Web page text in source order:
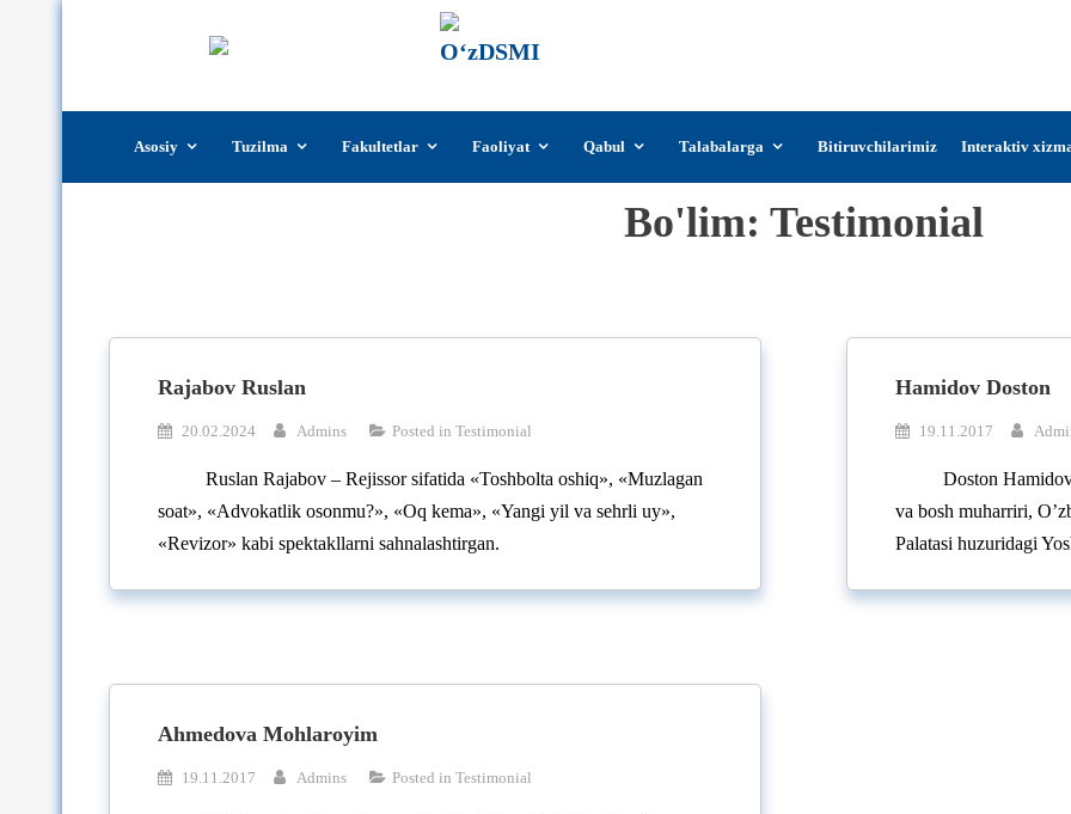
content
Asosiy Tuzilma Fakultetlar Faoliyat Qabul Talabalarga Bitiruvchilarimiz Interaktiv
Bo'lim: Testimonial
Rajabov Ruslan
20.02.2024 Admins Posted in Testimonial
Ruslan Rajabov – Rejissor sifatida «Toshbolta oshiq», «Muzlagan
soat», «Advokatlik osonmu?», «Oq kema», «Yangi yil va sehrli uy»,
«Revizor» kabi spektakllarni sahnalashtirgan.
Hamidov Doston
19.11.2017
Doston
va bosh muharriri,
Palatasi huzuridagi
Ahmedova Mohlaroyim
19.11.2017 Admins Posted in Testimonial